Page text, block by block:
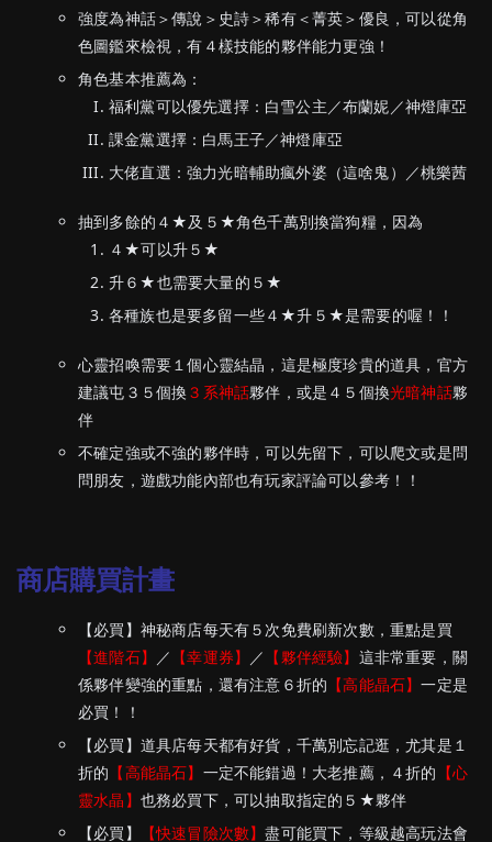
強度為神話＞傳說＞史詩＞稀有＜菁英＞優良，可以從角
色圖鑑來檢視，有４樣技能的夥伴能力更強！
角色基本推薦為：
福利黨可以優先選擇：白雪公主／布蘭妮／神燈庫亞
課金黨選擇：白馬王子／神燈庫亞
大佬直選：強力光暗輔助瘋外婆（這啥鬼）／桃樂茜
抽到多餘的４★及５★角色千萬別換當狗糧，因為
４★可以升５★
升６★也需要大量的５★
各種族也是要多留一些４★升５★是需要的喔！！
心靈招喚需要１個心靈結晶，這是極度珍貴的道具，官方
建議屯３５個換３系神話夥伴，或是４５個換光暗神話夥
伴
不確定強或不強的夥伴時，可以先留下，可以爬文或是問
問朋友，遊戲功能內部也有玩家評論可以參考！！
商店購買計畫
【必買】神秘商店每天有５次免費刷新次數，重點是買
【進階石】 ／ 【幸運券】 ／ 【夥伴經驗】 這非常重要，關
係夥伴變強的重點，還有注意６折的 【高能晶石】一定是
必買！！
【必買】道具店每天都有好貨，千萬別忘記逛，尤其是１
折的 【高能晶石】 一定不能錯過！大老推薦，４折的 【心
靈水晶】 也務必買下，可以抽取指定的５★夥伴
【必買】
【快速冒險次數】盡可能買下，等級越高玩法會